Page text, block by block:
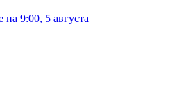
9:00, 5 августа